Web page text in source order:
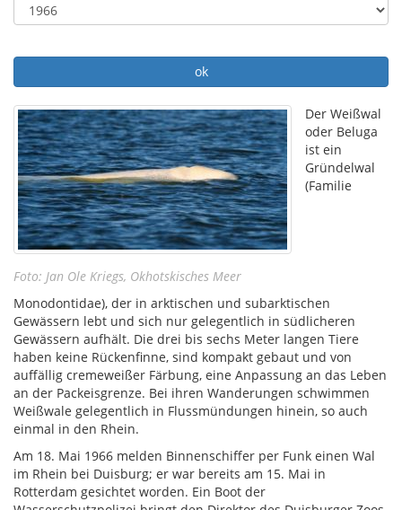
ok
Foto: Jan Ole Kriegs, Okhotskisches Meer
Der Weißwal
oder Beluga
ist ein
Gründelwal
(Familie
Monodontidae), der in arktischen und subarktischen
Gewässern lebt und sich nur gelegentlich in südlicheren
Gewässern aufhält. Die drei bis sechs Meter langen Tiere
haben keine Rückenfinne, sind kompakt gebaut und von
auffällig cremeweißer Färbung, eine Anpassung an das Leben
an der Packeisgrenze. Bei ihren Wanderungen schwimmen
Weißwale gelegentlich in Flussmündungen hinein, so auch
einmal in den Rhein.
Am 18. Mai 1966 melden Binnenschiffer per Funk einen Wal
im Rhein bei Duisburg; er war bereits am 15. Mai in
Rotterdam gesichtet worden. Ein Boot der